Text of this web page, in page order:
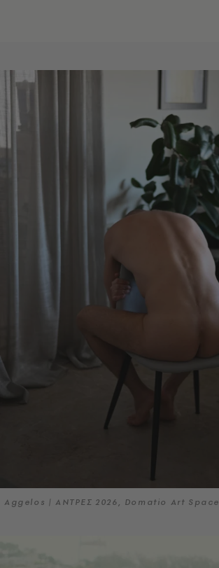
Aggelos | ΑΝΤΡΕΣ 2026, Domatio Art Space